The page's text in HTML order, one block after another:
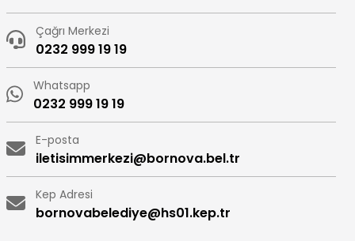
Çağrı Merkezi
0232 999 19 19
Whatsapp
0232 999 19 19
E-posta
iletisimmerkezi@bornova.bel.tr
Kep Adresi
bornovabelediye@hs01.kep.tr